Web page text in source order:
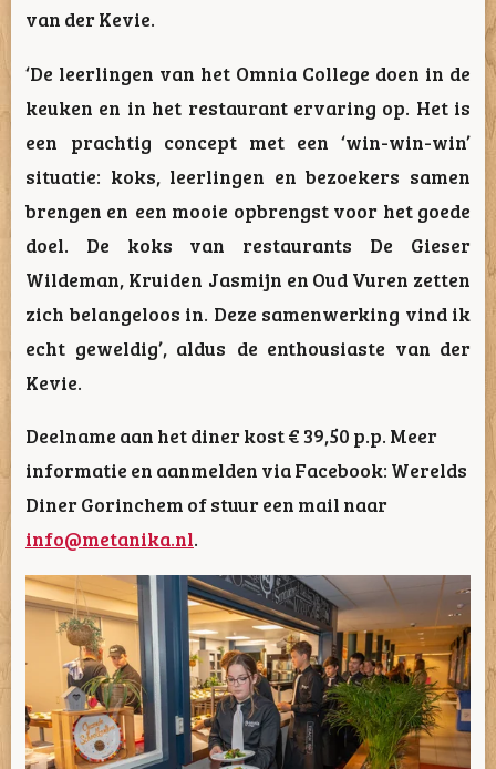
van der Kevie.
‘De leerlingen van het Omnia College doen in de
keuken en in het restaurant ervaring op. Het is
een prachtig concept met een ‘win-win-win’
situatie: koks, leerlingen en bezoekers samen
brengen en een mooie opbrengst voor het goede
doel. De koks van restaurants De Gieser
Wildeman, Kruiden Jasmijn en Oud Vuren zetten
zich belangeloos in. Deze samenwerking vind ik
echt geweldig’, aldus de enthousiaste van der
Kevie.
Deelname aan het diner kost € 39,50 p.p. Meer
informatie en aanmelden via Facebook: Werelds
Diner Gorinchem of stuur een mail naar
info@metanika.nl.